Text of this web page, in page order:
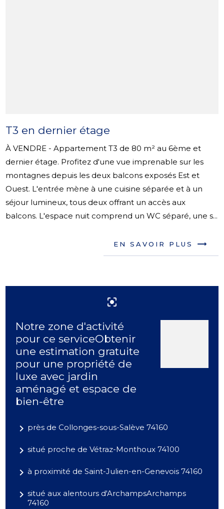
T3 en dernier étage
À VENDRE - Appartement T3 de 80 m² au 6ème et
dernier étage. Profitez d'une vue imprenable sur les
montagnes depuis les deux balcons exposés Est et
Ouest. L'entrée mène à une cuisine séparée et à un
séjour lumineux, tous deux offrant un accès aux
balcons. L'espace nuit comprend un WC séparé, une s...
EN SAVOIR PLUS
center_focus_strong
Notre zone d'activité
pour ce serviceObtenir
une estimation gratuite
pour une propriété de
luxe avec jardin
aménagé et espace de
bien-être
navigate_next près de Collonges-sous-Salève 74160
navigate_nextsitué proche de Vétraz-Monthoux 74100
navigate_next à proximité de Saint-Julien-en-Genevois 74160
navigate_nextsitué aux alentours d'ArchampsArchamps
74160